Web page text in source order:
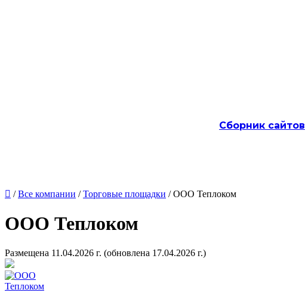
Сборник сайтов
 /Все компании /Торговые площадки / ООО Теплоком
ООО Теплоком
Размещена 11.04.2026 г. (обновлена 17.04.2026 г.)